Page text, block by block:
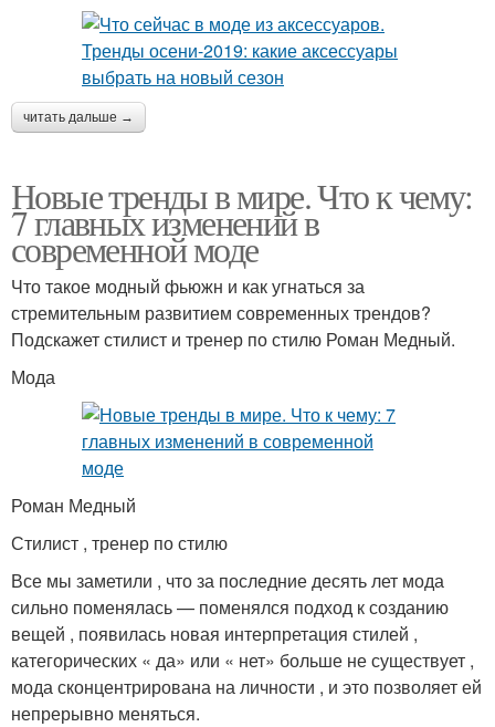
читать дальше →
Новые тренды в мире. Что к чему:
7 главных изменений в
современной моде
Что такое модный фьюжн и как угнаться за
стремительным развитием современных трендов?
Подскажет стилист и тренер по стилю Роман Медный.
Мода
Роман Медный
Стилист , тренер по стилю
Все мы заметили , что за последние десять лет мода
сильно поменялась — поменялся подход к созданию
вещей , появилась новая интерпретация стилей ,
категорических « да» или « нет» больше не существует ,
мода сконцентрирована на личности , и это позволяет ей
непрерывно меняться.